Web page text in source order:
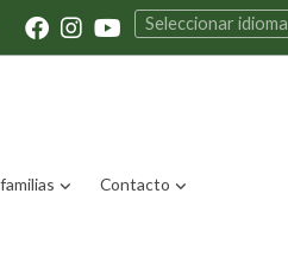
Seleccionar idioma
Contacto